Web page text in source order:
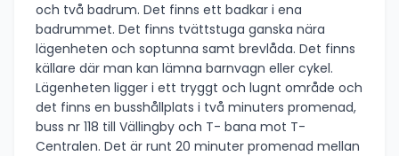
och två badrum. Det finns ett badkar i ena
badrummet. Det finns tvättstuga ganska nära
lägenheten och soptunna samt brevlåda. Det finns
källare där man kan lämna barnvagn eller cykel.
Lägenheten ligger i ett tryggt och lugnt område och
det finns en busshållplats i två minuters promenad,
buss nr 118 till Vällingby och T- bana mot T-
Centralen. Det är runt 20 minuter promenad mellan